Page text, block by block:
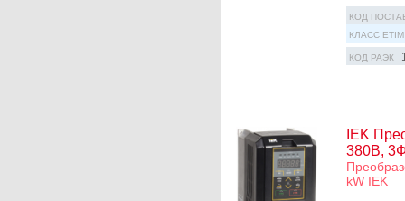
КОД
КЛАСС ETIM
КОД РАЭК
IEK
380В,
kW IEK